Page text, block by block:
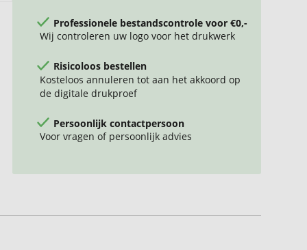
Professionele bestandscontrole voor €0,-
Wij controleren uw logo voor het drukwerk
Risicoloos bestellen
Kosteloos annuleren tot aan het akkoord op
de digitale drukproef
Persoonlijk contactpersoon
Voor vragen of persoonlijk advies